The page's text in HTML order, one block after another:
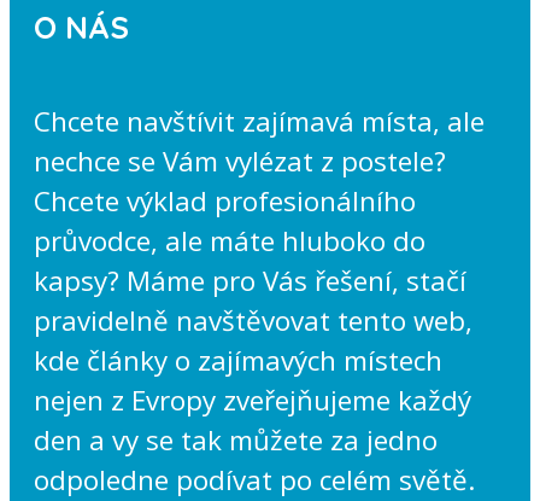
O NÁS
Chcete navštívit zajímavá místa, ale
nechce se Vám vylézat z postele?
Chcete výklad profesionálního
průvodce, ale máte hluboko do
kapsy? Máme pro Vás řešení, stačí
pravidelně navštěvovat tento web,
kde články o zajímavých místech
nejen z Evropy zveřejňujeme každý
den a vy se tak můžete za jedno
odpoledne podívat po celém světě.